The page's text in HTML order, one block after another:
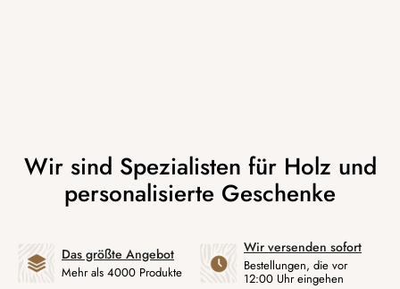
Das größte Angebot
Mehr als 4000 Produkte
Wir versenden sofort
Bestellungen, die vor
12:00 Uhr eingehen